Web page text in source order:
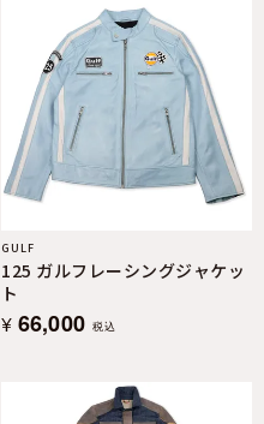
GULF
125 ガルフレーシングジャケッ
ト
¥ 66,000 税込